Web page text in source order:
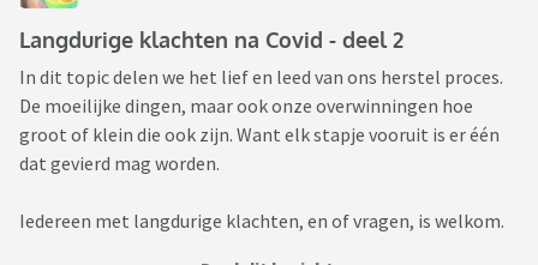
Langdurige klachten na Covid - deel 2
In dit topic delen we het lief en leed van ons herstel proces.
De moeilijke dingen, maar ook onze overwinningen hoe
groot of klein die ook zijn. Want elk stapje vooruit is er één
dat gevierd mag worden.
Iedereen met langdurige klachten, en of vragen, is welkom.